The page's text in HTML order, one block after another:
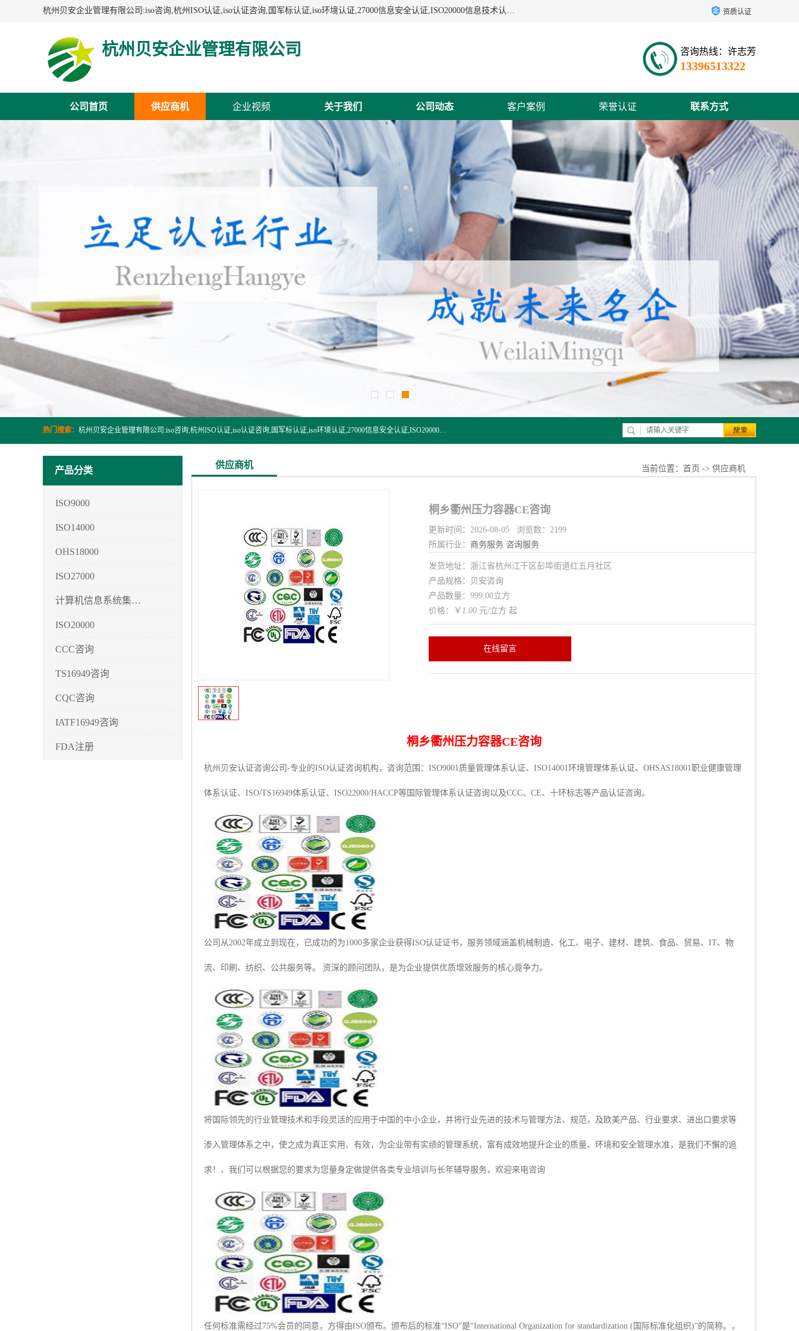
杭州贝安企业管理有限公司:iso咨询,杭州ISO认证,iso认证咨询,国军标认证,iso环境认证,27000信息安全认证,ISO20000信息技术认证,口罩检测报告,32610检测报告,CCRC认证,ISO50001认证,ITSS认证,两化融合认证,出口口罩检测报告等认证代理服务,本公司有近10年的体系咨询经验,能业务覆盖范围南到海南三亚北到新疆阿克苏. 资质认证
杭州贝安企业管理有限公司 咨询热线：许志芳
13396513322
公司首页 供应商机 企业视频 关于我们 公司动态 客户案例 荣誉认证 联系方式
热门搜索： 杭州贝安企业管理有限公司:iso咨询,杭州ISO认证,iso认证咨询,国军标认证,iso环境认证,27000信息安全认证,ISO20000信息技术认证,口罩检测报告,32610检测报告,CCRC认证,ISO50001认证,ITSS认证,两化融合认证,出口口罩检测报告等认证代理服务,本公司有近10年的体系咨询经验,能业务覆盖范围南到海南三亚北到新疆阿克苏.
产品分类
ISO9000
ISO14000
OHS18000
ISO27000
计算机信息系统集成3/4/5
ISO20000
CCC咨询
TS16949咨询
CQC咨询
IATF16949咨询
FDA注册
供应商机 当前位置： 首页 -> 供应商机
桐乡衢州压力容器CE咨询
更新时间：2026-08-05 浏览数：2199
所属行业： 商务服务 咨询服务
发货地址：浙江省杭州江干区彭埠街道红五月社区
产品规格：贝安咨询
产品数量：999.00立方
价格：￥ 1.00 元/立方 起
在线留言
桐乡衢州压力容器CE咨询
杭州贝安认证咨询公司-专业的ISO认证咨询机构，咨询范围：ISO9001质量管理体系认证、ISO14001环境管理体系认证、OHSAS18001职业健康管理
体系认证、ISO/TS16949体系认证、ISO22000/HACCP等国际管理体系认证咨询以及CCC、CE、十环标志等产品认证咨询。
公司从2002年成立到现在，已成功的为1000多家企业获得ISO认证证书，服务领域涵盖机械制造、化工、电子、建材、建筑、食品、贸易、IT、物
流、印刷、纺织、公共服务等。 资深的顾问团队，是为企业提供优质增效服务的核心竟争力。
将国际领先的行业管理技术和手段灵活的应用于中国的中小企业，并将行业先进的技术与管理方法、规范，及欧美产品、行业要求、进出口要求等
渗入管理体系之中，使之成为真正实用、有效，为企业带有实绩的管理系统，富有成效地提升企业的质量、环境和安全管理水准，是我们不懈的追
求！、我们可以根据您的要求为您量身定做提供各类专业培训与长年辅导服务，欢迎来电咨询
任何标准需经过75%会员的同意，方得由ISO颁布。颁布后的标准“ISO”是“International Organization for standardization (国际标准化组织)”的简称。，